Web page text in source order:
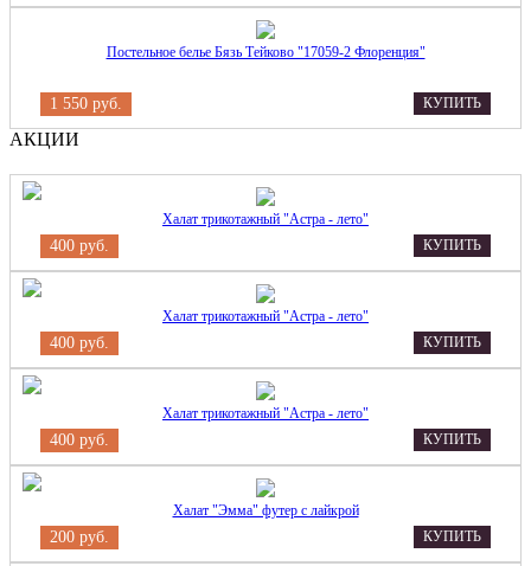
Постельное белье Бязь Тейково "17059-2 Флоренция"
1 550 руб. КУПИТЬ
АКЦИИ
Халат трикотажный "Астра - лето"
400 руб. КУПИТЬ
Халат трикотажный "Астра - лето"
400 руб. КУПИТЬ
Халат трикотажный "Астра - лето"
400 руб. КУПИТЬ
Халат "Эмма" футер с лайкрой
200 руб. КУПИТЬ